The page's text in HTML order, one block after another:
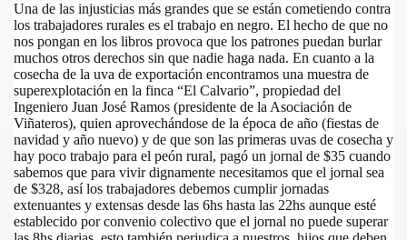
Una de las injusticias más grandes que se están cometiendo contra
los trabajadores rurales es el trabajo en negro. El hecho de que no
nos pongan en los libros provoca que los patrones puedan burlar
muchos otros derechos sin que nadie haga nada. En cuanto a la
cosecha de la uva de exportación encontramos una muestra de
superexplotación en la finca “El Calvario”, propiedad del
Ingeniero Juan José Ramos (presidente de la Asociación de
Viñateros), quien aprovechándose de la época de año (fiestas de
navidad y año nuevo) y de que son las primeras uvas de cosecha y
hay poco trabajo para el peón rural, pagó un jornal de $35 cuando
sabemos que para vivir dignamente necesitamos que el jornal sea
de $328, así los trabajadores debemos cumplir jornadas
extenuantes y extensas desde las 6hs hasta las 22hs aunque esté
establecido por convenio colectivo que el jornal no puede superar